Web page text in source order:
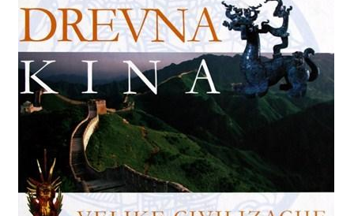
Privatnost podataka
Terms of Use
Uvjeti prodaje i dostava